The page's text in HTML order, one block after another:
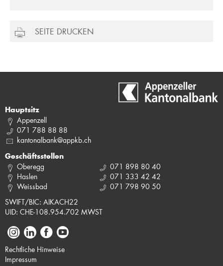
SEITE DRUCKEN
Hauptsitz
Appenzell
071 788 88 88
kantonalbank@appkb.ch
Geschäftsstellen
Oberegg
Haslen
Weissbad
071 898 80 40
071 333 42 42
071 798 90 50
SWIFT/BIC: AIKACH22
UID: CHE-108.954.702 MWST
Rechtliche Hinweise
Impressum